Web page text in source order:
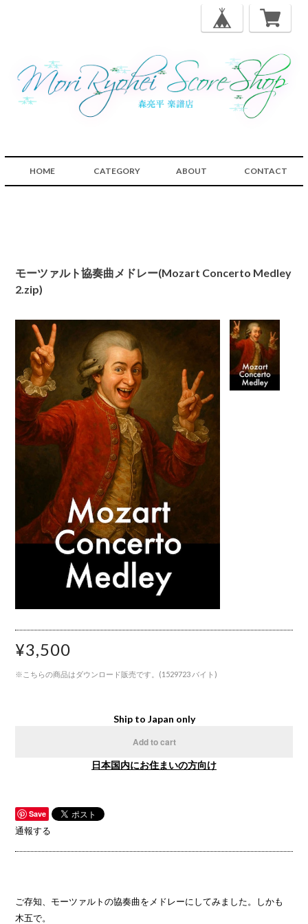
HOME CATEGORY ABOUT CONTACT
モーツァルト協奏曲メドレー(Mozart Concerto Medley
2.zip)
¥3,500
※こちらの商品はダウンロード販売です。(1529723 バイト)
Ship to Japan only
Add to cart
日本国内にお住まいの方向け
Save
通報する
ご存知、モーツァルトの協奏曲をメドレーにしてみました。しかも
木五で。